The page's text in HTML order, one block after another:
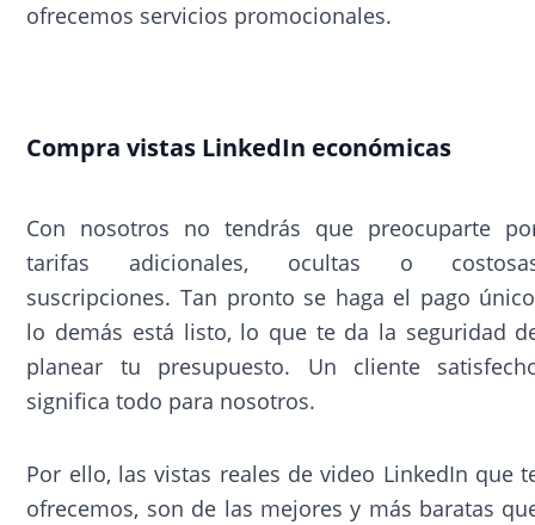
ofrecemos servicios promocionales.
Compra vistas LinkedIn económicas
Con nosotros no tendrás que preocuparte
tarifas adicionales, ocultas o
suscripciones. Tan pronto se haga el pago
lo demás está listo, lo que te da la seguridad
planear tu presupuesto. Un cliente
significa todo para nosotros.
Por ello, las vistas reales de video LinkedIn que
ofrecemos, son de las mejores y más baratas